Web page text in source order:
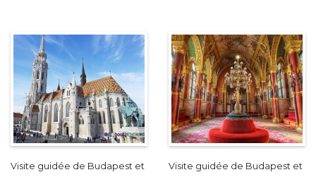
Visite guidée de Budapest et
Visite guidée de Budapest et